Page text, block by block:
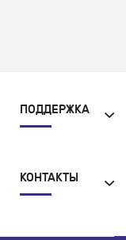
ПОДДЕРЖКА
КОНТАКТЫ